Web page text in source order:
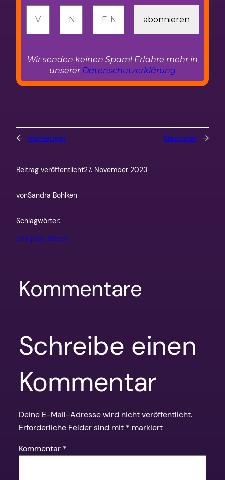
Wir senden keinen Spam! Erfahre mehr in
unserer Datenschutzerklärung
← Vorheriger Nächster →
Beitrag veröffentlicht27. November 2023
vonSandra Bohlken
Schlagwörter:
chill pray dance
Kommentare
Schreibe einen
Kommentar
Deine E-Mail-Adresse wird nicht veröffentlicht.
Erforderliche Felder sind mit * markiert
Kommentar *